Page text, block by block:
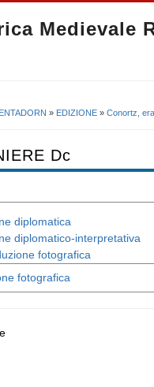
Medievale
» EDIZIONE » Conortz,
Dc
diplomatica
diplomatico-interpretativa
fotografica
fotografica